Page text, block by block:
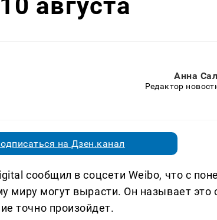
Анна
Редактор
на Дзен.канал
сообщил в соцсети Weibo, что с
миру могут вырасти. Он называет это
точно произойдет.